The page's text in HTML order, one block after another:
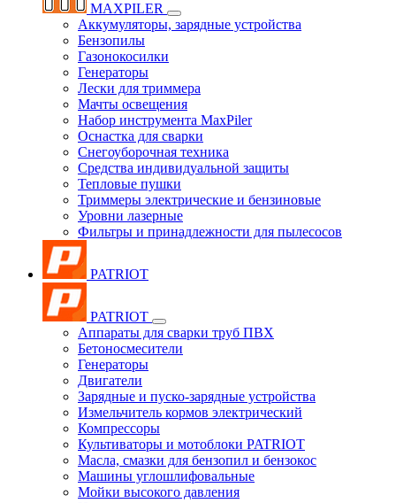
MAXPILER
Аккумуляторы, зарядные устройства
Бензопилы
Газонокосилки
Генераторы
Лески для триммера
Мачты освещения
Набор инструмента MaxPiler
Оснастка для сварки
Снегоуборочная техника
Средства индивидуальной защиты
Тепловые пушки
Триммеры электрические и бензиновые
Уровни лазерные
Фильтры и принадлежности для пылесосов
PATRIOT
PATRIOT
Аппараты для сварки труб ПВХ
Бетоносмесители
Генераторы
Двигатели
Зарядные и пуско-зарядные устройства
Измельчитель кормов электрический
Компрессоры
Культиваторы и мотоблоки PATRIOT
Масла, смазки для бензопил и бензокос
Машины углошлифовальные
Мойки высокого давления